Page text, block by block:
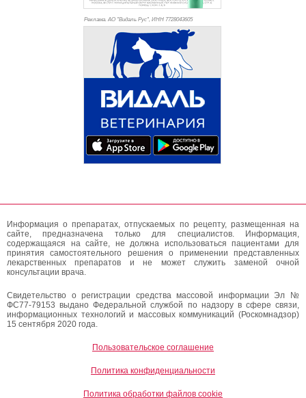
Реклама. АО "Видаль Рус", ИНН 7728043605
Информация о препаратах, отпускаемых по рецепту, размещенная на
сайте, предназначена только для специалистов. Информация,
содержащаяся на сайте, не должна использоваться пациентами для
принятия самостоятельного решения о применении представленных
лекарственных препаратов и не может служить заменой очной
консультации врача.
Свидетельство о регистрации средства массовой информации Эл №
ФС77-79153 выдано Федеральной службой по надзору в сфере связи,
информационных технологий и массовых коммуникаций (Роскомнадзор)
15 сентября 2020 года.
Пользовательское соглашение
Политика конфиденциальности
Политика обработки файлов cookie